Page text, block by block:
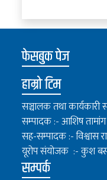
फेसबुक पेज
हाम्रो टिम
सञ्चालक तथा
सम्पादक :- आशिष तामांग
सह-सम्पादक :- विश्वास
यूरोप संयोजक :- कुश
सम्पर्क